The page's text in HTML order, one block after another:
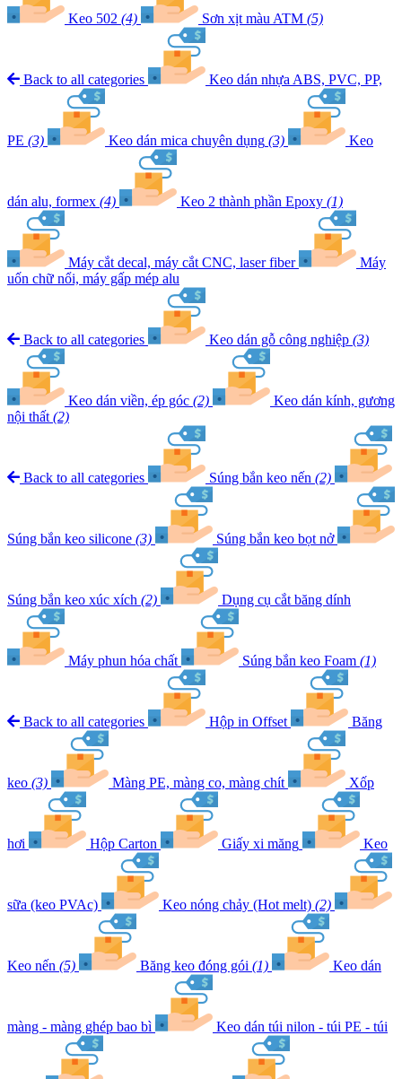
Keo 502 (4) Sơn xịt màu ATM (5)
Back to all categories Keo dán nhựa ABS, PVC, PP,
PE (3) Keo dán mica chuyên dụng (3) Keo
dán alu, formex (4) Keo 2 thành phần Epoxy (1)
Máy cắt decal, máy cắt CNC, laser fiber
Máy
uốn chữ nổi, máy gấp mép alu
Back to all categories Keo dán gỗ công nghiệp (3)
Keo dán viền, ép góc (2)
Keo dán kính, gương
nội thất (2)
Back to all categories Súng bắn keo nến (2)
Súng bắn keo silicone (3) Súng bắn keo bọt nở
Súng bắn keo xúc xích (2) Dụng cụ cắt băng dính
Máy phun hóa chất Súng bắn keo Foam (1)
Back to all categories Hộp in Offset Băng
keo (3) Màng PE, màng co, màng chít Xốp
hơi Hộp Carton Giấy xi măng Keo
sữa (keo PVAc) Keo nóng chảy (Hot melt) (2)
Keo nến (5) Băng keo đóng gói (1) Keo dán
màng - màng ghép bao bì Keo dán túi nilon - túi PE - túi